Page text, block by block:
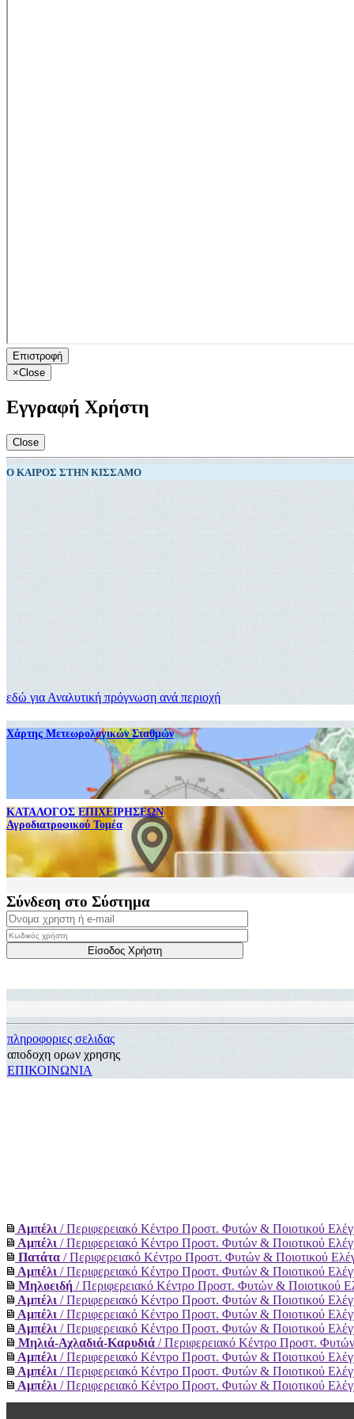
Επιστροφή
×Close
Εγγραφή Χρήστη
Close
Ο ΚΑΙΡΌΣ ΣΤΗΝ ΚΊΣΣΑΜΟ
εδώ για Αναλυτική πρόγνωση ανά περιοχή
Χάρτης Μετεωρολογικών Σταθμών
ΚΑΤΑΛΟΓΟΣ ΕΠΙΧΕΙΡΗΣΕΩΝ
Αγροδιατροφικού Τομέα
Σύνδεση στο Σύστημα
πληροφοριες σελιδας
αποδοχη ορων χρησης
ΕΠΙΚΟΙΝΩΝΙΑ
Αμπέλι / Περιφερειακό Κέντρο Προστ. Φυτών & Ποιοτικού
Αμπέλι / Περιφερειακό Κέντρο Προστ. Φυτών & Ποιοτικού
Πατάτα / Περιφερειακό Κέντρο Προστ. Φυτών & Ποιοτικού
Αμπέλι / Περιφερειακό Κέντρο Προστ. Φυτών & Ποιοτικού
Μηλοειδή / Περιφερειακό Κέντρο Προστ. Φυτών & Ποιοτικού
Αμπέλι / Περιφερειακό Κέντρο Προστ. Φυτών & Ποιοτικού
Αμπέλι / Περιφερειακό Κέντρο Προστ. Φυτών & Ποιοτικού
Αμπέλι / Περιφερειακό Κέντρο Προστ. Φυτών & Ποιοτικού
Μηλιά-Αχλαδιά-Kαρυδιά / Περιφερειακό Κέντρο Προστ.
Αμπέλι / Περιφερειακό Κέντρο Προστ. Φυτών & Ποιοτικού
Αμπέλι / Περιφερειακό Κέντρο Προστ. Φυτών & Ποιοτικού
Αμπέλι / Περιφερειακό Κέντρο Προστ. Φυτών & Ποιοτικού
Ελιά / Περιφερειακό Κέντρο Προστ. Φυτών & Ποιοτικού